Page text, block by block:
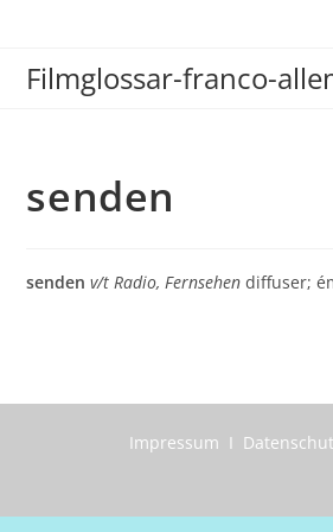
springen
Filmglossar-franco-
senden
senden v/t Radio, Fernsehen diffuser;
Impressum I